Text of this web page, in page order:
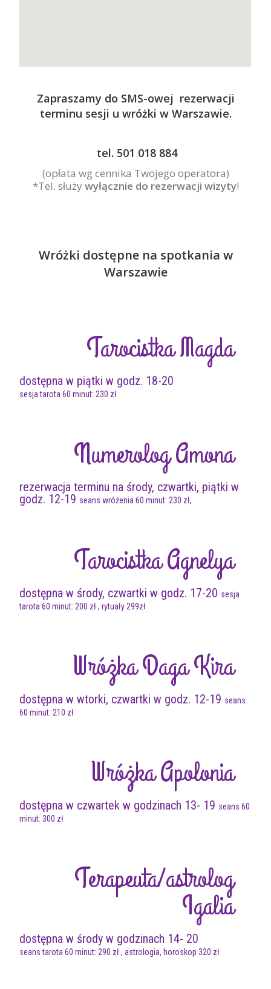
Zapraszamy do SMS-owej rezerwacji
terminu sesji u wróżki w Warszawie.
tel. 501 018 884
(opłata wg cennika Twojego operatora)
*Tel. służy wyłącznie do rezerwacji wizyty!
Wróżki dostępne na spotkania w
Warszawie
Tarocistka Magda
dostępna w piątki w godz. 18-20
sesja tarota 60 minut: 230 zł
Numerolog Amona
rezerwacja terminu na środy, czwartki, piątki w
godz. 12-19 seans wróżenia 60 minut: 230 zł,
Tarocistka Agnelya
dostępna w środy, czwartki w godz. 17-20 sesja
tarota 60 minut: 200 zł , rytuały 299zł
Wróżka Daga Kira
dostępna w wtorki, czwartki w godz. 12-19 seans
60 minut: 210 zł
Wróżka Apolonia
dostępna w czwartek w godzinach 13- 19 seans 60
minut: 300 zł
Terapeuta/astrolog
Igalia
dostępna w środy w godzinach 14- 20
seans tarota 60 minut: 290 zł , astrologia, horoskop 320 zł